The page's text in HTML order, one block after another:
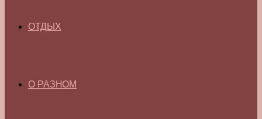
ОТДЫХ
О РАЗНОМ